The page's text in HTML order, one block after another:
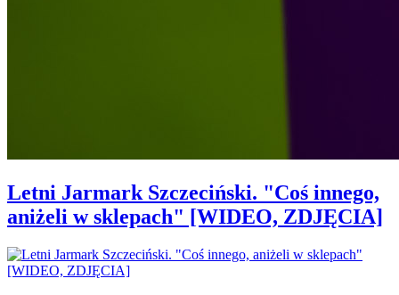
Letni Jarmark Szczeciński. "Coś innego,
aniżeli w sklepach" [WIDEO, ZDJĘCIA]